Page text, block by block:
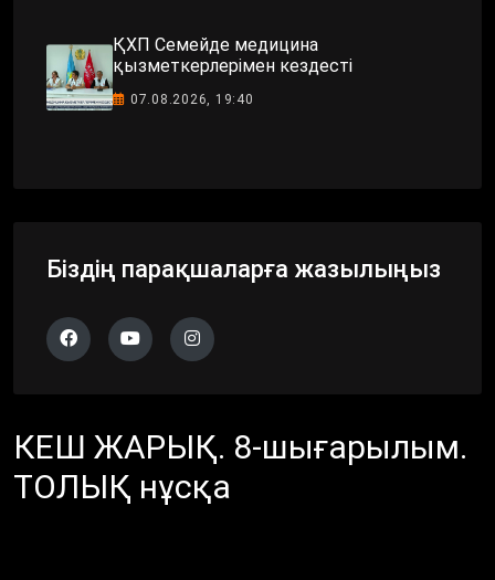
ҚХП Семейде медицина
қызметкерлерімен кездесті
07.08.2026, 19:40
Біздің парақшаларға жазылыңыз
КЕШ ЖАРЫҚ. 8-шығарылым.
ТОЛЫҚ нұсқа